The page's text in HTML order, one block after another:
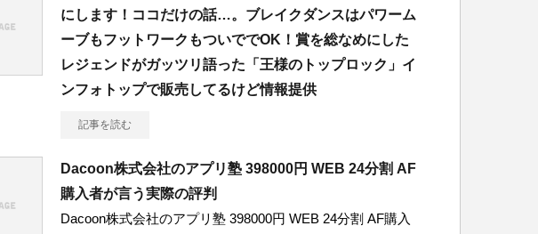
にします！ココだけの話…。ブレイクダンスはパワーム
ーブもフットワークもついででOK！賞を総なめにした
レジェンドがガッツリ語った「王様のトップロック」イ
ンフォトップで販売してるけど情報提供
記事を読む
Dacoon株式会社のアプリ塾 398000円 WEB 24分割 AF
購入者が言う実際の評判
Dacoon株式会社のアプリ塾 398000円 WEB 24分割 AF購入